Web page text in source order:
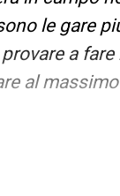
le gare
a fare
al
ma
naturali